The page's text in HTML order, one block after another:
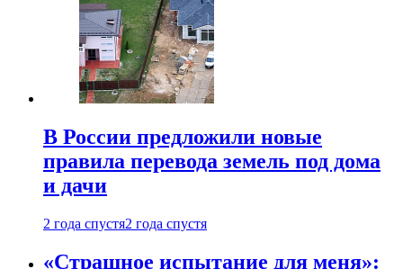
В России предложили новые
правила перевода земель под дома
и дачи
2 года спустя2 года спустя
«Страшное испытание для меня»: